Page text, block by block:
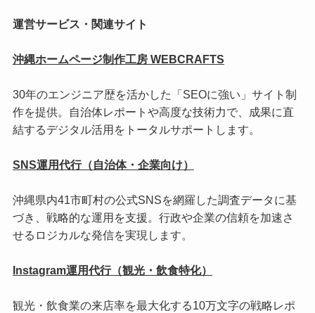
運営サービス・関連サイト
沖縄ホームページ制作工房 WEBCRAFTS
30年のエンジニア歴を活かした「SEOに強い」サイト制
作を提供。自治体レポートや高度な技術力で、成果に直
結するデジタル活用をトータルサポートします。
SNS運用代行（自治体・企業向け）
沖縄県内41市町村の公式SNSを網羅した調査データに基
づき、戦略的な運用を支援。行政や企業の信頼を加速さ
せるロジカルな発信を実現します。
Instagram運用代行（観光・飲食特化）
観光・飲食業の来店率を最大化する10万文字の戦略レポ